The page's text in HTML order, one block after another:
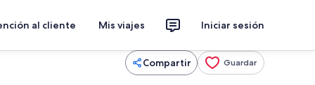
al cliente Mis viajes Iniciar sesión
Compartir Guardar